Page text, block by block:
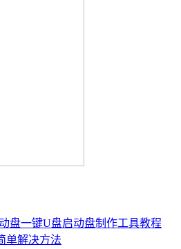
盘一键U盘启动盘制作工具教程
单解决方法